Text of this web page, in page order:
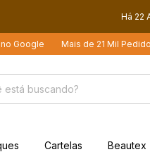
Há 22
Mais de 21 Mil Pedidos Enviados
Cartelas Beautex